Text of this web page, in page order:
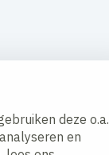
deze o.a.
en